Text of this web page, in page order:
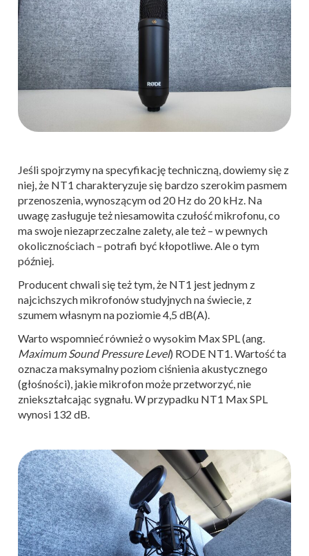
Jeśli spojrzymy na specyfikację techniczną, dowiemy się z
niej, że NT1 charakteryzuje się bardzo szerokim pasmem
przenoszenia, wynoszącym od 20 Hz do 20 kHz. Na
uwagę zasługuje też niesamowita czułość mikrofonu, co
ma swoje niezaprzeczalne zalety, ale też – w pewnych
okolicznościach – potrafi być kłopotliwe. Ale o tym
później.
Producent chwali się też tym, że NT1 jest jednym z
najcichszych mikrofonów studyjnych na świecie, z
szumem własnym na poziomie 4,5 dB(A).
Warto wspomnieć również o wysokim Max SPL (ang.
Maximum Sound Pressure Level) RODE NT1. Wartość ta
oznacza maksymalny poziom ciśnienia akustycznego
(głośności), jakie mikrofon może przetworzyć, nie
zniekształcając sygnału. W przypadku NT1 Max SPL
wynosi 132 dB.